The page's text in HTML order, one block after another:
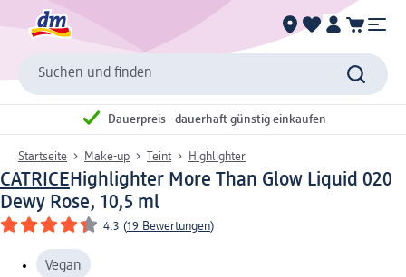
Suchen und finden
Dauerpreis - dauerhaft günstig einkaufen
Startseite Make-up Teint Highlighter
CATRICE Highlighter More Than Glow Liquid 020
Dewy Rose, 10,5 ml
4.3 (19 Bewertungen)
Vegan